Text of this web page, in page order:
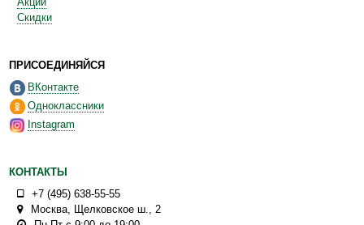
Скидки
ПРИСОЕДИНЯЙСЯ
ВКонтакте
Одноклассники
Instagram
КОНТАКТЫ
+7 (495) 638-55-55
Москва Щелковское ш., 2